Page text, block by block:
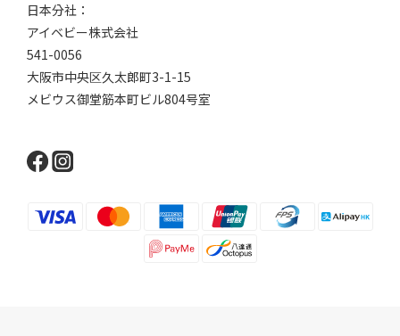
日本分社：
アイベビー株式会社
541-0056
大阪市中央区久太郎町3-1-15
メビウス御堂筋本町ビル804号室